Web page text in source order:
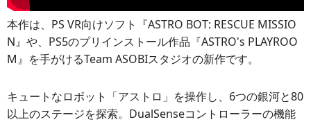
本作は、PS VR向けソフト『ASTRO BOT: RESCUE MISSIO
N』や、PS5のプリインストール作品『ASTRO's PLAYROO
M』を手がけるTeam ASOBIスタジオの新作です。
キュートなロボット「アストロ」を操作し、6つの銀河と80
以上のステージを探索。DualSenseコントローラーの機能